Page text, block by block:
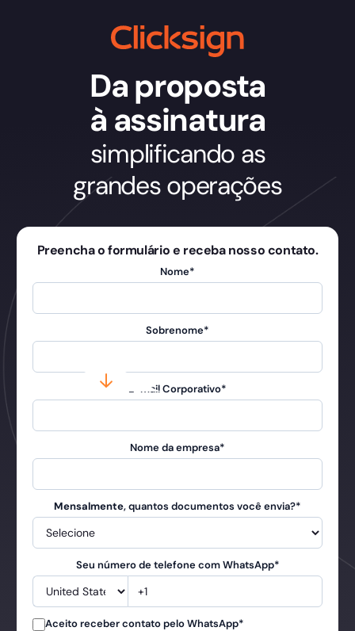
Da proposta
à assinatura
simplificando as
grandes operações
Preencha o formulário e receba nosso contato.
Nome*
Sobrenome*
E-mail Corporativo*
Nome da empresa*
Mensalmente, quantos documentos você envia?*
Seu número de telefone com WhatsApp*
Aceito receber contato pelo WhatsApp*